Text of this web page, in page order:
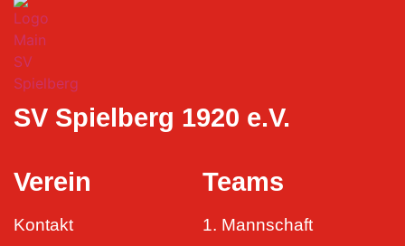
SV Spielberg 1920 e.V.
Verein
Kontakt
Teams
1. Mannschaft